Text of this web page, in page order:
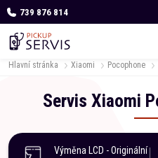
739 876 814
Hlavní stránka Xiaomi Pocophone
Servis Xiaomi
Výměna LCD - Originální